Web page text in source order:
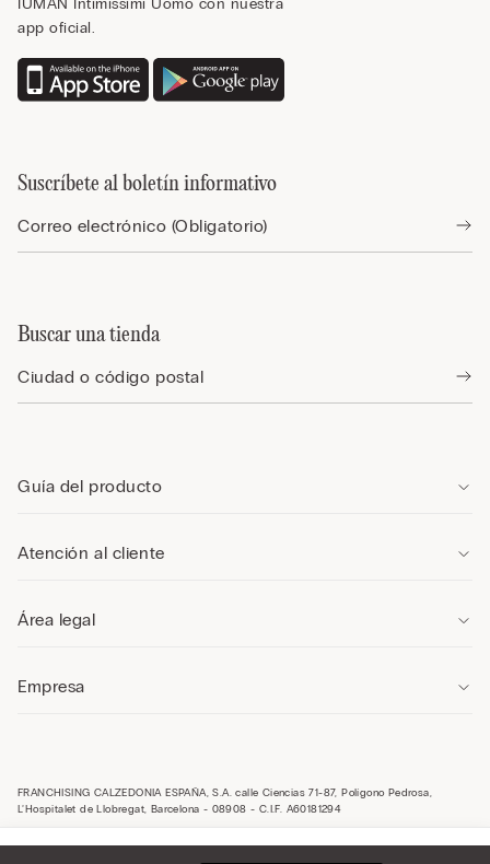
IUMAN Intimissimi Uomo con nuestra
app oficial.
Suscríbete al boletín informativo
Buscar una tienda
Guía del producto
Atención al cliente
Área legal
Empresa
FRANCHISING CALZEDONIA ESPAÑA, S.A. calle Ciencias 71-87, Polígono Pedrosa,
L’Hospitalet de Llobregat, Barcelona - 08908 - C.I.F. A60181294